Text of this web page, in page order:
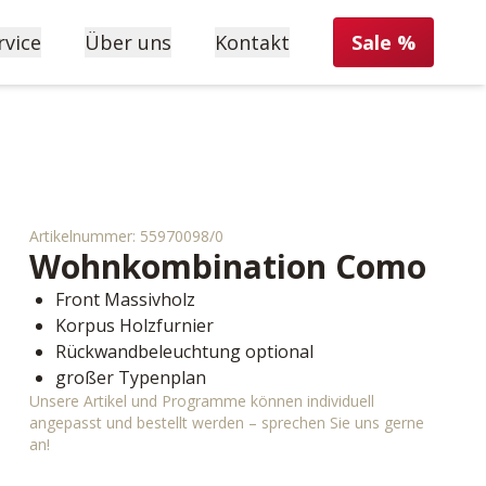
Über uns Kontakt Sale %
Artikelnummer: 55970098/0
Wohnkombination Como
Front Massivholz
Korpus Holzfurnier
Rückwandbeleuchtung optional
großer Typenplan
Unsere Artikel und Programme können individuell
angepasst und bestellt werden – sprechen Sie uns gerne
an!